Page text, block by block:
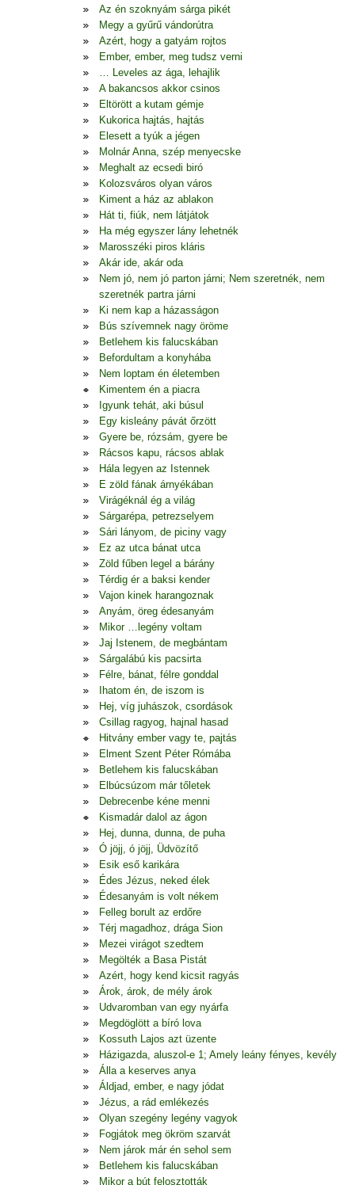
Az én szoknyám sárga pikét
Megy a gyűrű vándorútra
Azért, hogy a gatyám rojtos
Ember, ember, meg tudsz verni
… Leveles az ága, lehajlik
A bakancsos akkor csinos
Eltörött a kutam gémje
Kukorica hajtás, hajtás
Elesett a tyúk a jégen
Molnár Anna, szép menyecske
Meghalt az ecsedi biró
Kolozsváros olyan város
Kiment a ház az ablakon
Hát ti, fiúk, nem látjátok
Ha még egyszer lány lehetnék
Marosszéki piros kláris
Akár ide, akár oda
Nem jó, nem jó parton járni; Nem szeretnék, nem
szeretnék partra járni
Ki nem kap a házasságon
Bús szívemnek nagy öröme
Betlehem kis falucskában
Befordultam a konyhába
Nem loptam én életemben
Kimentem én a piacra
Igyunk tehát, aki búsul
Egy kisleány pávát őrzött
Gyere be, rózsám, gyere be
Rácsos kapu, rácsos ablak
Hála legyen az Istennek
E zöld fának árnyékában
Virágéknál ég a világ
Sárgarépa, petrezselyem
Sári lányom, de piciny vagy
Ez az utca bánat utca
Zöld fűben legel a bárány
Térdig ér a baksi kender
Vajon kinek harangoznak
Anyám, öreg édesanyám
Mikor …legény voltam
Jaj Istenem, de megbántam
Sárgalábú kis pacsirta
Félre, bánat, félre gonddal
Ihatom én, de iszom is
Hej, víg juhászok, csordások
Csillag ragyog, hajnal hasad
Hitvány ember vagy te, pajtás
Elment Szent Péter Rómába
Betlehem kis falucskában
Elbúcsúzom már tőletek
Debrecenbe kéne menni
Kismadár dalol az ágon
Hej, dunna, dunna, de puha
Ó jöjj, ó jöjj, Üdvözítő
Esik eső karikára
Édes Jézus, neked élek
Édesanyám is volt nékem
Felleg borult az erdőre
Térj magadhoz, drága Sion
Mezei virágot szedtem
Megölték a Basa Pistát
Azért, hogy kend kicsit ragyás
Árok, árok, de mély árok
Udvaromban van egy nyárfa
Megdöglött a bíró lova
Kossuth Lajos azt üzente
Házigazda, aluszol-e 1; Amely leány fényes, kevély
Álla a keserves anya
Áldjad, ember, e nagy jódat
Jézus, a rád emlékezés
Olyan szegény legény vagyok
Fogjátok meg ökröm szarvát
Nem járok már én sehol sem
Betlehem kis falucskában
Mikor a bút felosztották